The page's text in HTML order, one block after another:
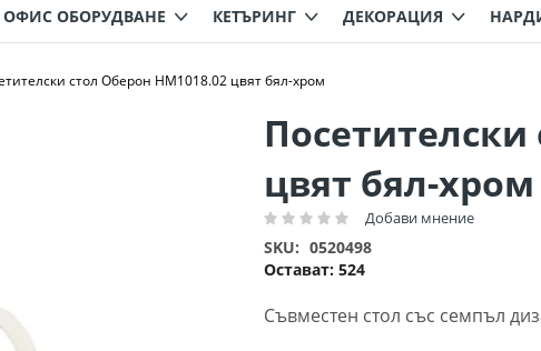
ОФИС ОБОРУДВАНЕ КЕТЪРИНГ ДЕКОРАЦИЯ
стол Оберон HM1018.02 цвят бял-хром
Посетителски
цвят бял-хром
Рейтинг: Добави мнение
Остават:524
SKU 0520498
Съвместен стол със семпъл